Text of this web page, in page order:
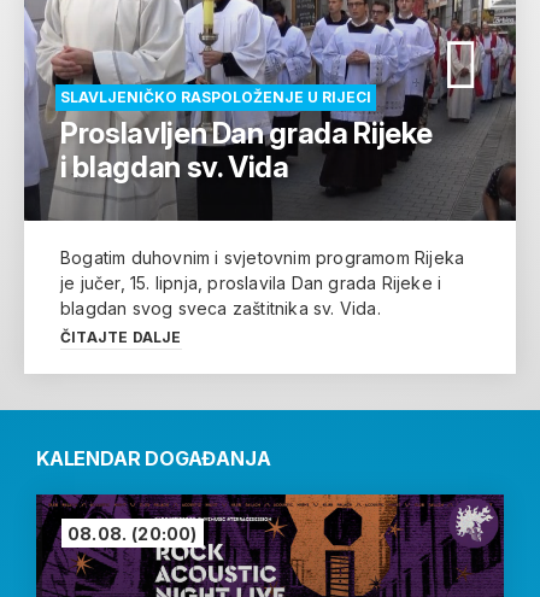
SLAVLJENIČKO RASPOLOŽENJE U RIJECI
Proslavljen Dan grada Rijeke
i blagdan sv. Vida
Bogatim duhovnim i svjetovnim programom Rijeka
je jučer, 15. lipnja, proslavila Dan grada Rijeke i
blagdan svog sveca zaštitnika sv. Vida.
ČITAJTE DALJE
KALENDAR DOGAĐANJA
08.08. (20:00)